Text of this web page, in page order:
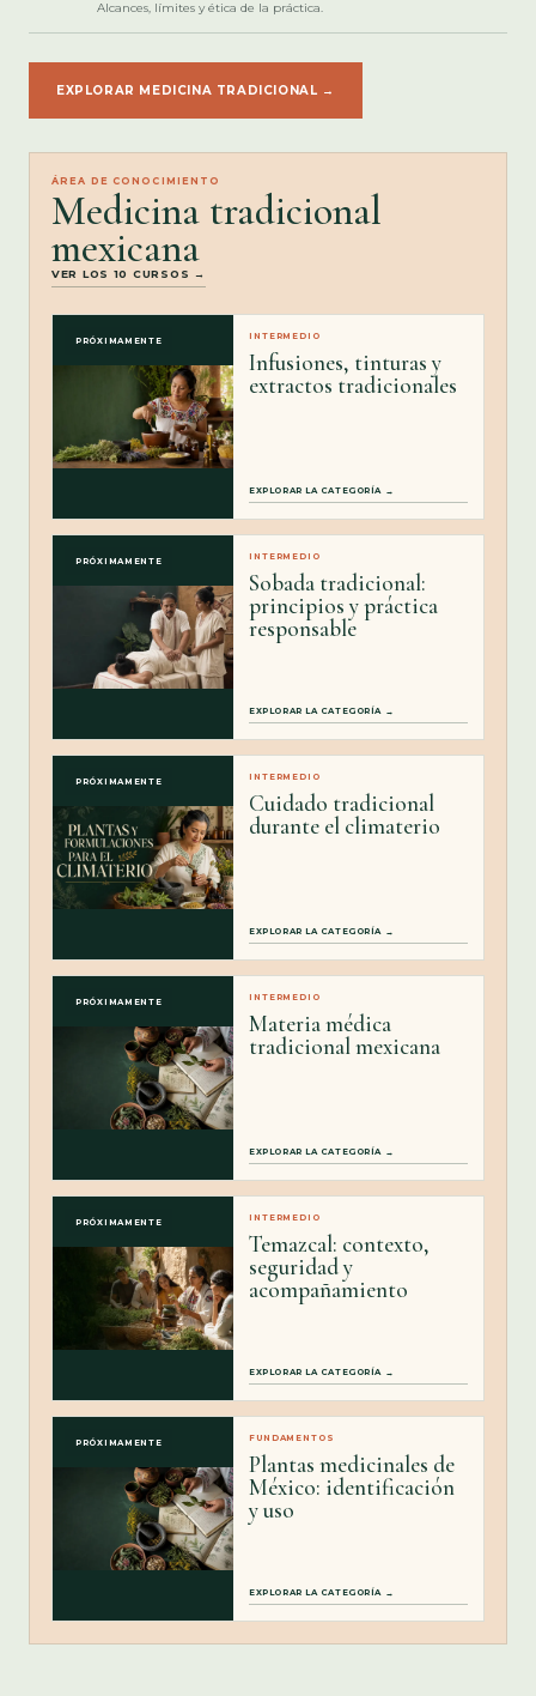
Alcances, límites y ética de la práctica.
EXPLORAR MEDICINA TRADICIONAL →
ÁREA DE CONOCIMIENTO
Medicina tradicional
mexicana
VER LOS 10 CURSOS →
PRÓXIMAMENTE INTERMEDIO
Infusiones, tinturas y
extractos tradicionales
EXPLORAR LA CATEGORÍA →
PRÓXIMAMENTE INTERMEDIO
Sobada tradicional:
principios y práctica
responsable
EXPLORAR LA CATEGORÍA →
PRÓXIMAMENTE INTERMEDIO
Cuidado tradicional
durante el climaterio
EXPLORAR LA CATEGORÍA →
PRÓXIMAMENTE INTERMEDIO
Materia médica
tradicional mexicana
EXPLORAR LA CATEGORÍA →
PRÓXIMAMENTE INTERMEDIO
Temazcal: contexto,
seguridad y
acompañamiento
EXPLORAR LA CATEGORÍA →
PRÓXIMAMENTE FUNDAMENTOS
Plantas medicinales de
México: identificación
y uso
EXPLORAR LA CATEGORÍA →